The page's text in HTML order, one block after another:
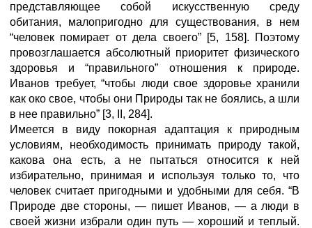
представляющее собой искусственную среду
обитания, малопригодно для существования, в нем
“человек помирает от дела своего” [5, 158]. Поэтому
провозглашается абсолютный приоритет физического
здоровья и “правильного” отношения к природе.
Иванов требует, “чтобы люди свое здоровье хранили
как око свое, чтобы они Природы так не боялись, а шли
в нее правильно” [3, II, 284].
Имеется в виду покорная адаптация к природным
условиям, необходимость принимать природу такой,
какова она есть, а не пытаться относится к ней
избирательно, принимая и используя только то, что
человек считает пригодными и удобными для себя. “В
Природе две стороны, — пишет Иванов, — а люди в
своей жизни избрали один путь — хороший и теплый.